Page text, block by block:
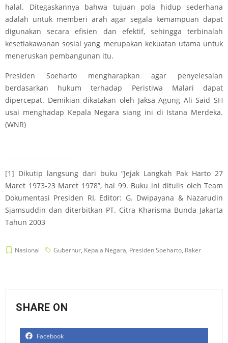
halal. Ditegaskannya bahwa tujuan pola hidup sederhana
adalah untuk memberi arah agar segala kemampuan dapat
digunakan secara efisien dan efektif, sehingga terbinalah
kesetiakawanan sosial yang merupakan kekuatan utama untuk
meneruskan pembangunan itu.
Presiden Soeharto mengharapkan agar penyelesaian
berdasarkan hukum terhadap Peristiwa Malari dapat
dipercepat. Demikian dikatakan oleh Jaksa Agung Ali Said SH
usai menghadap Kepala Negara siang ini di Istana Merdeka.
(WNR)
[1] Dikutip langsung dari buku “Jejak Langkah Pak Harto 27
Maret 1973-23 Maret 1978”, hal 99. Buku ini ditulis oleh Team
Dokumentasi Presiden RI, Editor: G. Dwipayana & Nazarudin
Sjamsuddin dan diterbitkan PT. Citra Kharisma Bunda Jakarta
Tahun 2003
Nasional Gubernur, Kepala Negara, Presiden Soeharto, Raker
SHARE ON
Facebook